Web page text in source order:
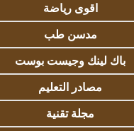
اقوى رياضة
مدسن طب
باك لينك وجيست بوست
مصادر التعليم
مجلة تقنية